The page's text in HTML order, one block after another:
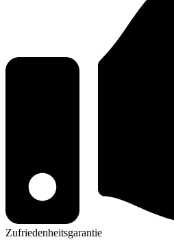
Zufriedenheitsgarantie